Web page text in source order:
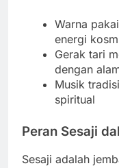
Warna
energi
Gerak tari
dengan
Musik
spiritual
Peran Sesaji
Sesaji adalah